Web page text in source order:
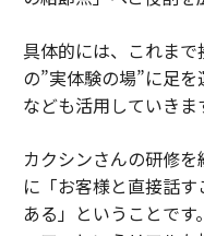
具体的には、これま
の”実体験の場”に足
なども活用していきま
カクシンさんの研修
に「お客様と直接話
ある」ということで